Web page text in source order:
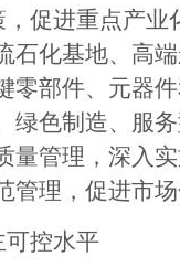
促进重点产
石化基地、高
零部件、元器
绿色制造、服
量管理，深入
管理，促进市
控水平